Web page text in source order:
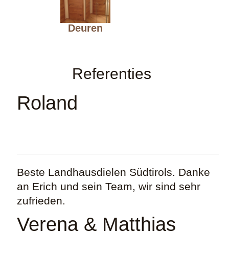
Deuren
Referenties
Roland
Beste Landhausdielen Südtirols. Danke
an Erich und sein Team, wir sind sehr
zufrieden.
Verena & Matthias